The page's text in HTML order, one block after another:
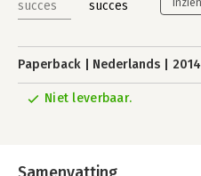
Paperback Nederlands 2014
Niet leverbaar.